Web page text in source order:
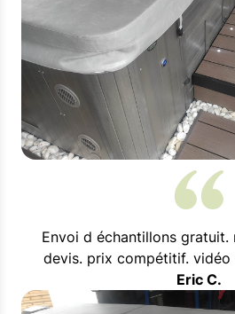
Envoi d échantillons gratuit.
devis. prix compétitif.
Eric C.